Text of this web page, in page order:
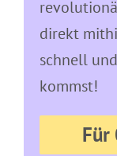
direkt
schnell
kommst!
Für